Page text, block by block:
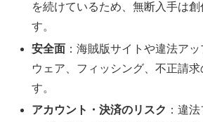
を続けているため、無断入手は創
す。
安全面 ：海賊版サイトや違法ア
ウェア、フィッシング、不正請求
す。
アカウント・決済のリスク ：違